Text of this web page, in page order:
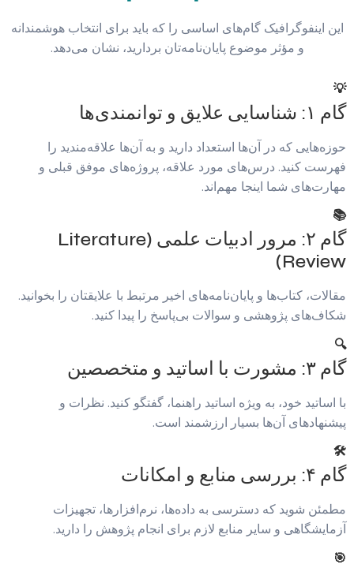
این اینفوگرافیک گام‌های اساسی را که باید برای انتخاب هوشمندانه
و مؤثر موضوع پایان‌نامه‌تان بردارید، نشان می‌دهد.
💡
گام ۱: شناسایی علایق و توانمندی‌ها
حوزه‌هایی که در آن‌ها استعداد دارید و به آن‌ها علاقه‌مندید را
فهرست کنید. درس‌های مورد علاقه، پروژه‌های موفق قبلی و
مهارت‌های شما اینجا مهم‌اند.
📚
گام ۲: مرور ادبیات علمی (Literature
Review)
مقالات، کتاب‌ها و پایان‌نامه‌های اخیر مرتبط با علایقتان را بخوانید.
شکاف‌های پژوهشی و سوالات بی‌پاسخ را پیدا کنید.
🔍
گام ۳: مشورت با اساتید و متخصصین
با اساتید خود، به ویژه اساتید راهنما، گفتگو کنید. نظرات و
پیشنهادهای آن‌ها بسیار ارزشمند است.
🛠️
گام ۴: بررسی منابع و امکانات
مطمئن شوید که دسترسی به داده‌ها، نرم‌افزارها، تجهیزات
آزمایشگاهی و سایر منابع لازم برای انجام پژوهش را دارید.
🎯